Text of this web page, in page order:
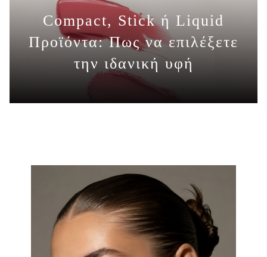
ΠΕΡΙΣΣΟΤΕΡΑ
Compact, Stick ή Liquid
Προϊόντα: Πως να επιλέξετε
την ιδανική υφή
ΠΕΡΙΣΣΟΤΕΡΑ